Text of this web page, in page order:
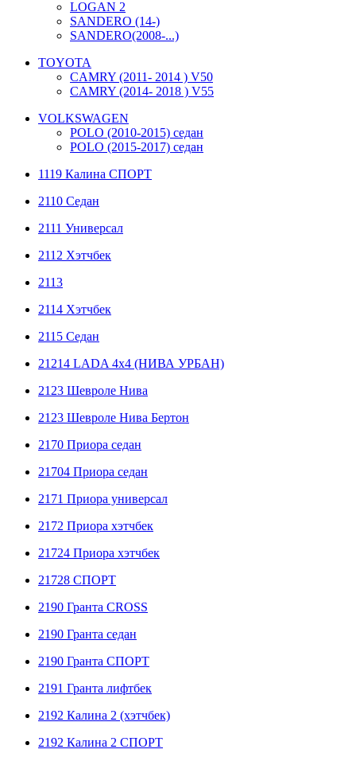
LOGAN 2
SANDERO (14-)
SANDERO(2008-...)
TOYOTA
CAMRY (2011- 2014 ) V50
CAMRY (2014- 2018 ) V55
VOLKSWAGEN
POLO (2010-2015) седан
POLO (2015-2017) седан
1119 Калина СПОРТ
2110 Седан
2111 Универсал
2112 Хэтчбек
2113
2114 Хэтчбек
2115 Седан
21214 LADA 4x4 (НИВА УРБАН)
2123 Шевроле Нива
2123 Шевроле Нива Бертон
2170 Приора седан
21704 Приора седан
2171 Приора универсал
2172 Приора хэтчбек
21724 Приора хэтчбек
21728 СПОРТ
2190 Гранта CROSS
2190 Гранта седан
2190 Гранта СПОРТ
2191 Гранта лифтбек
2192 Калина 2 (хэтчбек)
2192 Калина 2 СПОРТ